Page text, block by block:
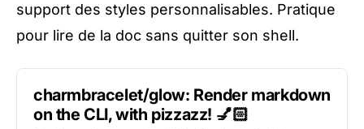
support des styles personnalisables. Pratique
pour lire de la doc sans quitter son shell.
charmbracelet/glow: Render markdown
on the CLI, with pizzazz! 💅🏻